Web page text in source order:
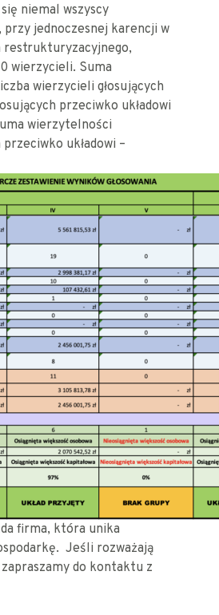
niemal wszyscy
przy jednoczesnej karencji w
restrukturyzacyjnego,
wierzycieli. Suma
wierzycieli głosujących
przeciwko układowi
wierzytelności
układowi –
firma, która unika
Jeśli rozważają
do kontaktu z